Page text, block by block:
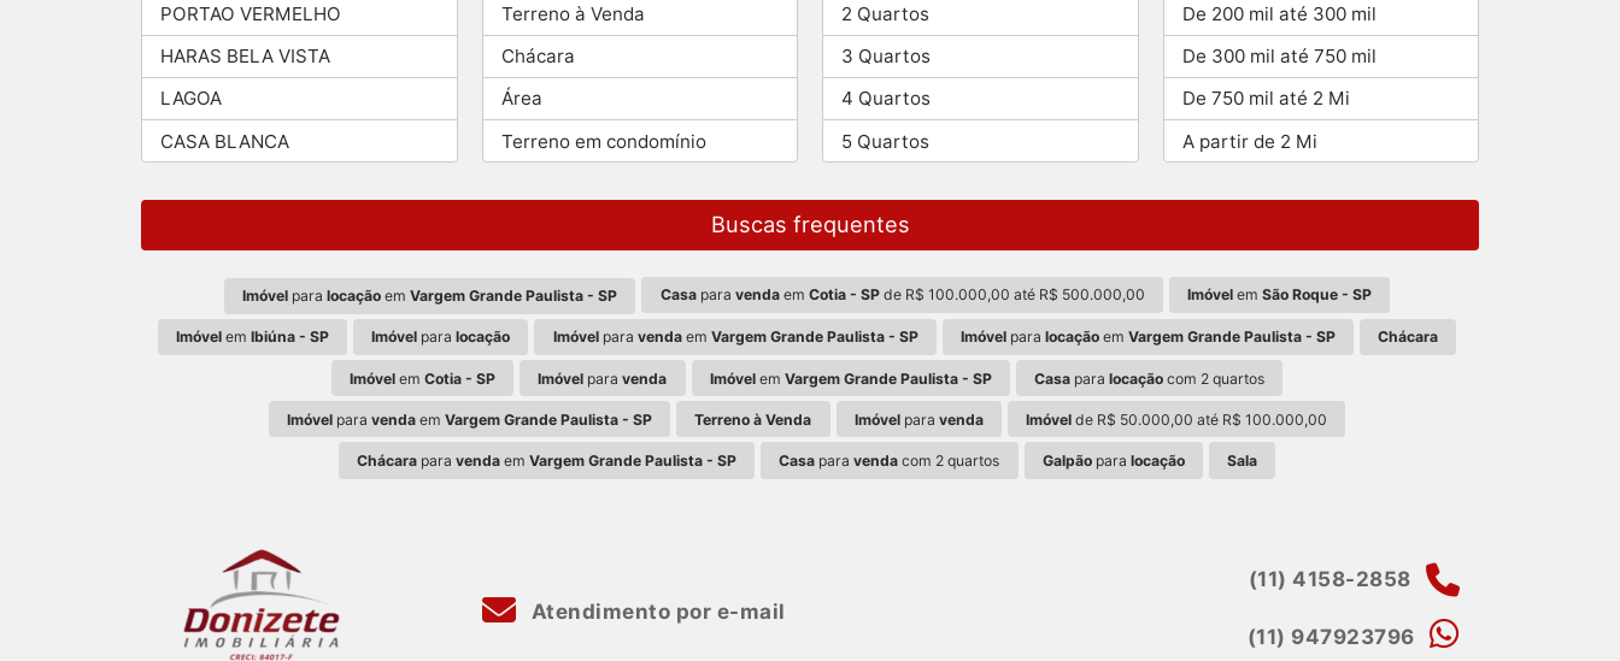
PORTAO VERMELHO
HARAS BELA VISTA
LAGOA
CASA BLANCA
Terreno à Venda
Chácara
Área
Terreno em condomínio
2 Quartos
3 Quartos
4 Quartos
5 Quartos
De 200 mil até 300 mil
De 300 mil até 750 mil
De 750 mil até 2 Mi
A partir de 2 Mi
Buscas frequentes
Imóvel paralocação emVargem Grande Paulista - SP Casapara vendaem Cotia - SPde R$ 100.000,00 até R$ 500.000,00 Imóvelem São Roque - SP
Imóvelem Ibiúna - SP Imóvel paralocação Imóvelpara vendaem Vargem Grande Paulista - SP Imóvelpara locaçãoem Vargem Grande Paulista - SP Chácara
Imóvelem Cotia - SP Imóvel paravenda Imóvelem Vargem Grande Paulista - SP Casa paralocação com 2 quartos
Imóvelpara vendaem Vargem Grande Paulista - SP Terreno à Venda Imóvelpara venda Imóvel de R$ 50.000,00 até R$ 100.000,00
Chácarapara vendaem Vargem Grande Paulista - SP Casa paravenda com 2 quartos Galpãopara locação Sala
Atendimento por e-mail
(11) 4158-2858
(11) 947923796